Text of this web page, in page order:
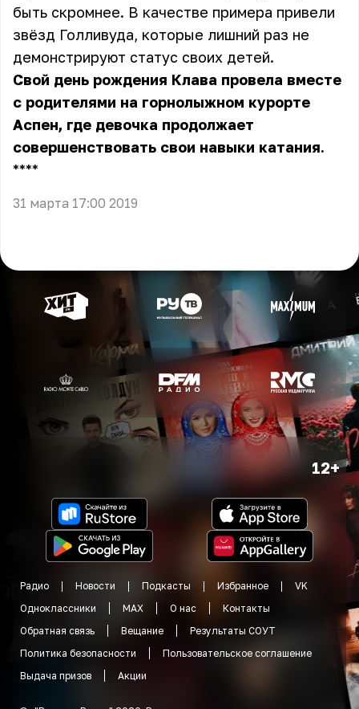
быть скромнее. В качестве примера привели
звёзд Голливуда, которые лишний раз не
демонстрируют статус своих детей.
Свой день рождения Клава провела вместе
с родителями на горнолыжном курорте
Аспен, где девочка продолжает
совершенствовать свои навыки катания.
** **
31 марта 17:00 2019
12+
Радио Новости Подкасты Избранное
VK
Одноклассники
MAX О нас
Контакты
Обратная связь
Вещание
Результаты СОУТ
Политика безопасности
Пользовательское соглашение
Выдача призов
Акции